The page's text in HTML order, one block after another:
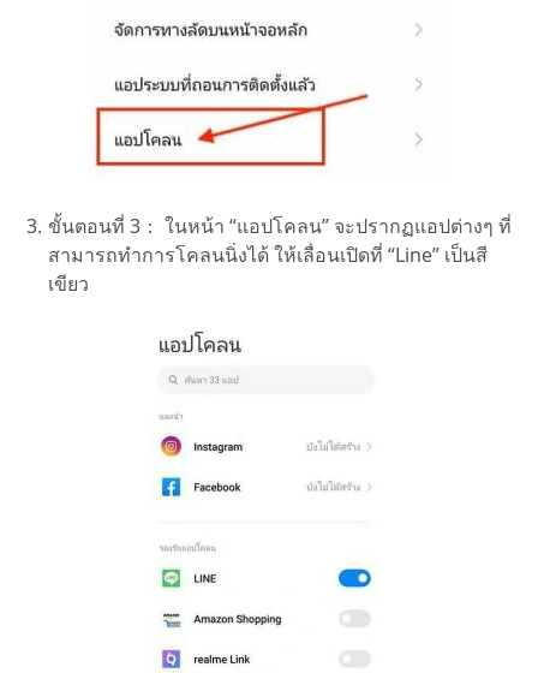
ขั้นตอนที่ 3： ในหน้า “แอปโคลน” จะปรากฏแอปต่างๆ ที่
สามารถทำการโคลนนิ่งได้ ให้เลื่อนเปิดที่ “Line” เป็นสี
เขียว